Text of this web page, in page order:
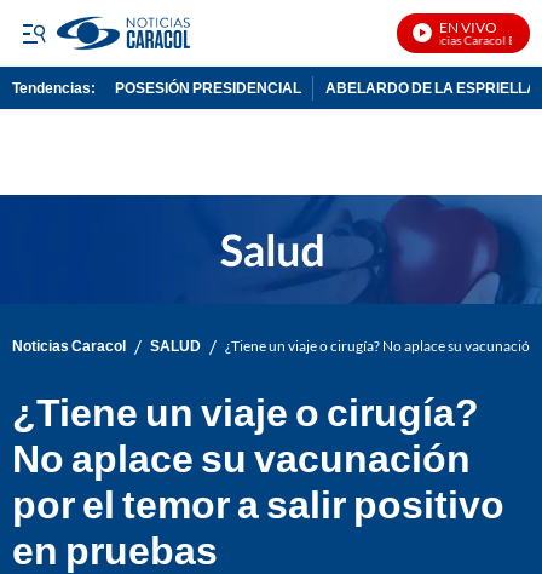
EN VIVO
Noticias Caracol En Vivo
Tendencias: POSESIÓN PRESIDENCIAL ABELARDO DE LA ESPRIELLA
Noticias Caracol / SALUD / ¿Tiene un viaje o cirugía? No aplace su
¿Tiene un viaje o cirugía?
No aplace su vacunación
por el temor a salir positivo
en pruebas